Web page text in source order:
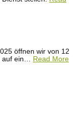
öffnen wir von 12
auf ein
Read More